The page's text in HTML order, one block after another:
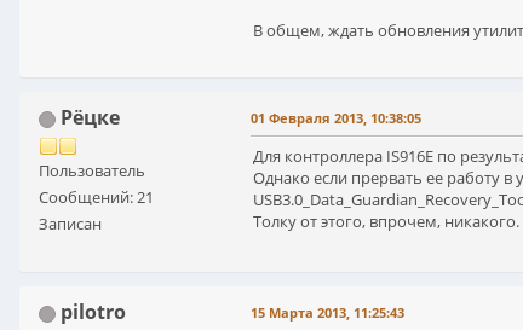
В общем, ждать обновления
Рёцке
Пользователь
Сообщений: 21
Записан
01 Февраля 2013, 10:38:05
Для контроллера IS916E по
Однако если прервать ее работу в
Толку от этого, впрочем, никакого.
pilotro 15 Марта 2013, 11:25:43